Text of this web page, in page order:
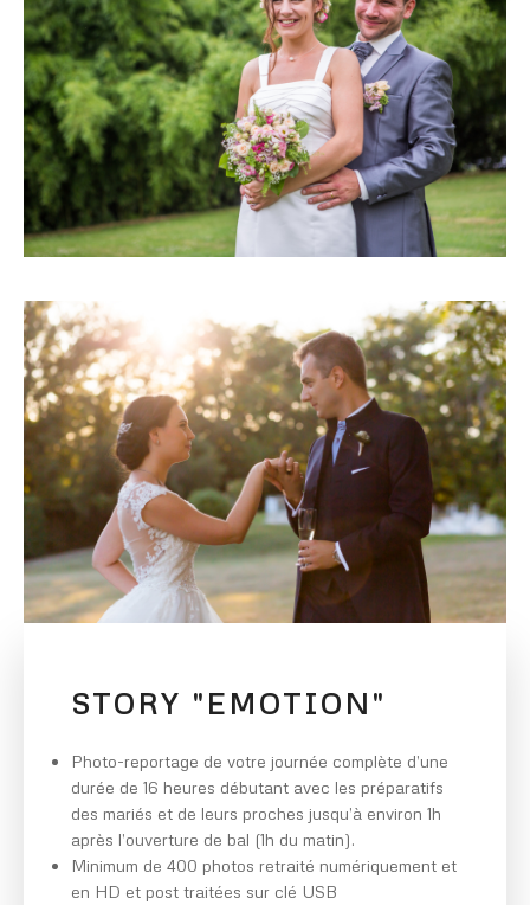
STORY "EMOTION"
Photo-reportage de votre journée complète d’une
durée de 16 heures débutant avec les préparatifs
des mariés et de leurs proches jusqu’à environ 1h
après l’ouverture de bal (1h du matin).
Minimum de 400 photos retraité numériquement et
en HD et post traitées sur clé USB